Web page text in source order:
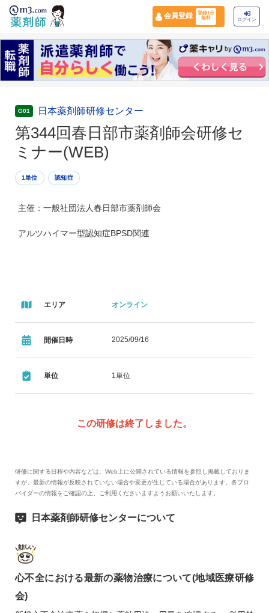
会員登録
登録1分
無料
ログイン
G01 日本薬剤師研修センター
第344回春日部市薬剤師会研修セ
ミナー(WEB)
1単位 認知症
主催：一般社団法人春日部市薬剤師会
アルツハイマー型認知症BPSD関連
エリア オンライン
開催日時 2025/09/16
単位 1単位
この研修は終了しました。
研修に関する日程や内容などは、Web上に公開されている情報を参照し掲載しておりま
すが、最新の情報が反映されていない場合や変更が生じている場合があります。各プロ
バイダーの情報をご確認の上、ご利用くださいますようお願いいたします。
日本薬剤師研修センターについて
心不全における最新の薬物治療について(地域医療研修
会)